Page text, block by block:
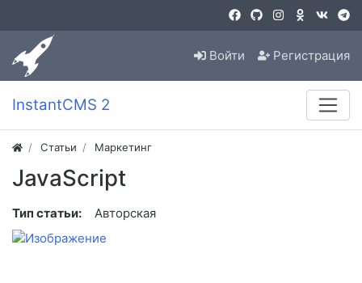
Войти Регистрация
InstantCMS 2
Статьи Маркетинг
JavaScript
Тип статьи: Авторская